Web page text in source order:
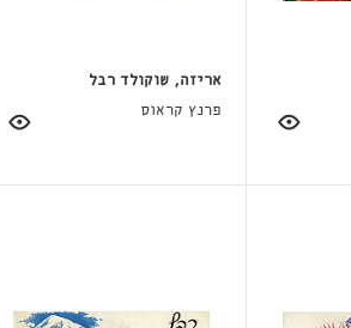
אריזה, שוקולד רבל
פרנץ קראוס